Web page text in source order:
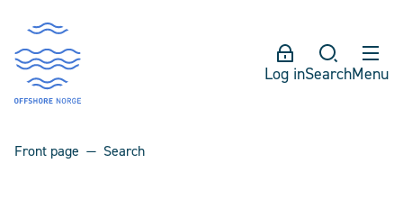
Log inSearchMenu
Front page Search